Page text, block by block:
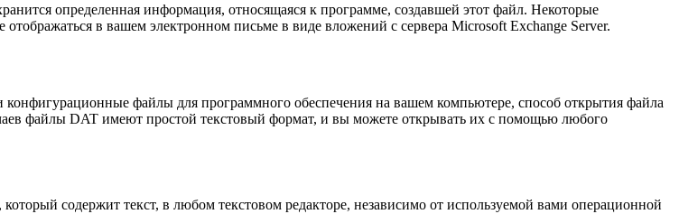
определенная информация, относящаяся к программе, создавшей этот файл. Некоторые
в вашем электронном письме в виде вложений с сервера Microsoft Exchange Server.
файлы для программного обеспечения на вашем компьютере, способ открытия файла
файлы DAT имеют простой текстовый формат, и вы можете открывать их с помощью любого
содержит текст, в любом текстовом редакторе, независимо от используемой вами операционной